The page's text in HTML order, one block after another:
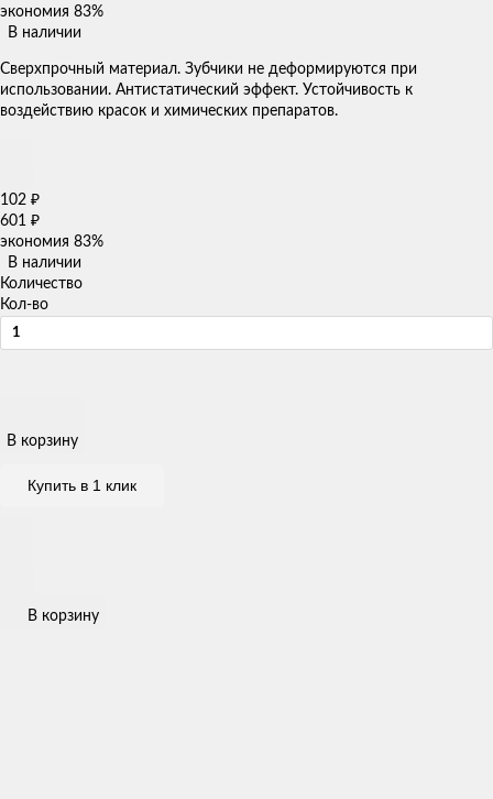
экономия 83%
В наличии
Сверхпрочный материал. Зубчики не деформируются при
использовании. Антистатический эффект. Устойчивость к
воздействию красок и химических препаратов.
102 ₽
601 ₽
экономия 83%
В наличии
Количество
Кол-во
В корзину
Купить в 1 клик
В корзину